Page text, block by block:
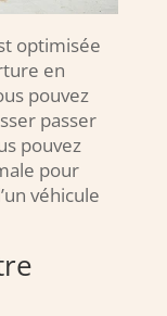
optimisée
en
pouvez
passer
pouvez
pour
véhicule